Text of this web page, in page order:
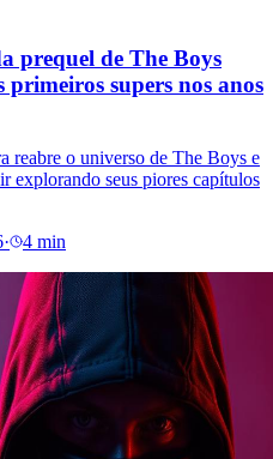
prequel de The Boys
supers nos anos
reabre o universo de The Boys e
explorando seus piores capítulos
· 4 min